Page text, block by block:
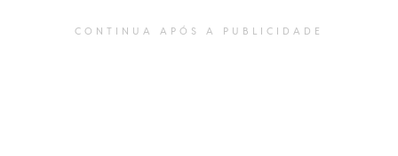
CONTINUA APÓS A PUBLICIDADE